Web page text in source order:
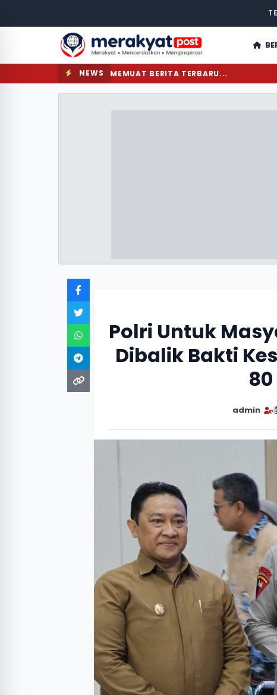
NEWS MEMUAT BERITA TERBARU...
Polri Untuk
Dibalik Bakti
admin |